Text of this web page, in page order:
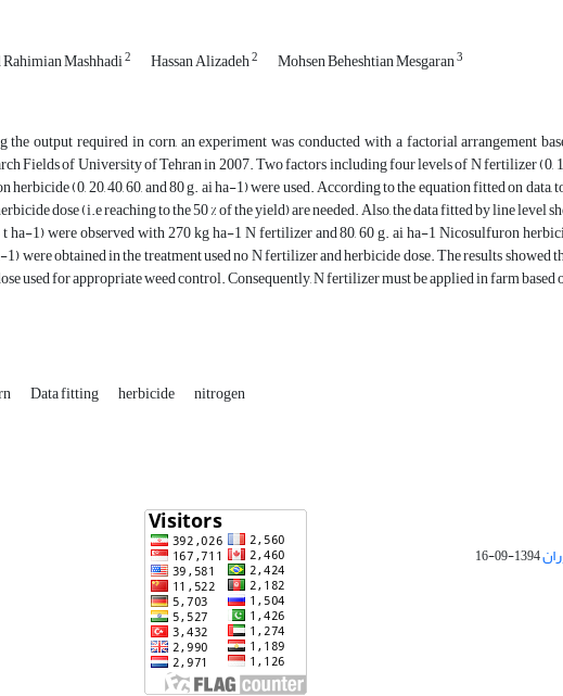
Mashhadi2 Hassan Alizadeh2 Mohsen Beheshtian Mesgaran3
output required in corn, an experiment was conducted with a factorial arrangement
Fields of University of Tehran in 2007. Two factors including four levels of N fertilizer (0,
herbicide (0, 20, 40, 60, and 80 g. ai ha-1) were used. According to the equation fitted on
dose (i.e reaching to the 50 % of the yield) are needed. Also, the data fitted by line level
ha-1) were observed with 270 kg ha-1 N fertilizer and 80, 60 g. ai ha-1 Nicosulfuron
were obtained in the treatment used no N fertilizer and herbicide dose. The results
used for appropriate weed control. Consequently, N fertilizer must be applied in farm based
Data fitting herbicide nitrogen
1394-09-16